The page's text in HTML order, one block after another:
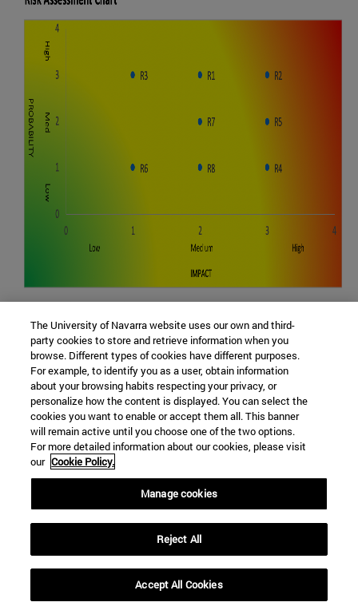
2. The ties between the ISI and the Taliban and other
radical groups
Pakistan's Inter-Services Intelligence (ISI) has been
accused on many occasions of being closely linked to
various radical groups; for example, they have recently
been involved with the radicalization of the Rohingya
refugees in Bangladesh[1]. Although Islamabad
continues strongly denying such accusations, reality
shows us that cooperation between the ISI and various
terrorist organizations has been fundamental to their
proliferation and settlement both on national territory
The University of Navarra website uses our own and third-
party cookies to store and retrieve information when you
browse. Different types of cookies have different purposes.
For example, to identify you as a user, obtain information
about your browsing habits respecting your privacy, or
personalize how the content is displayed. You can select the
cookies you want to enable or accept them all. This banner
will remain active until you choose one of the two options.
For more detailed information about our cookies, please visit
our Cookie Policy.
Manage cookies
Reject All
Accept All Cookies